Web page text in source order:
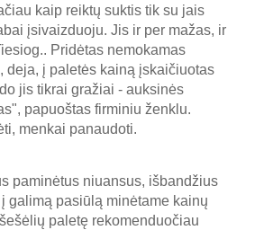
kaip reiktų suktis tik su jais
įsivaizduoju. Jis ir per mažas, ir
Pridėtas nemokamas
deja, į paletės kainą įskaičiuotas
jis tikrai gražiai - auksinės
papuoštas firminiu ženklu.
menkai panaudoti.
paminėtus niuansus, išbandžius
galimą pasiūlą minėtame kainų
paletę rekomenduočiau